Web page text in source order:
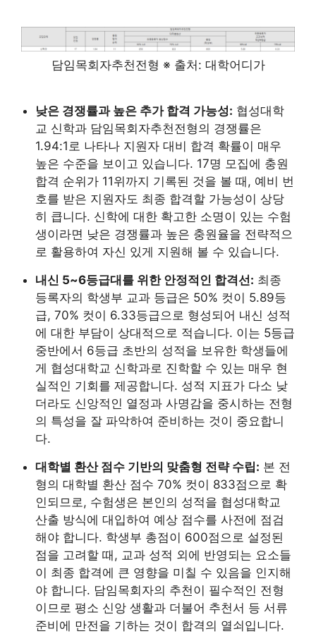
담임목회자추천전형 ※ 출처: 대학어디가
낮은 경쟁률과 높은 추가 합격 가능성: 협성대학
교 신학과 담임목회자추천전형의 경쟁률은
1.94:1로 나타나 지원자 대비 합격 확률이 매우
높은 수준을 보이고 있습니다. 17명 모집에 충원
합격 순위가 11위까지 기록된 것을 볼 때, 예비 번
호를 받은 지원자도 최종 합격할 가능성이 상당
히 큽니다. 신학에 대한 확고한 소명이 있는 수험
생이라면 낮은 경쟁률과 높은 충원율을 전략적으
로 활용하여 자신 있게 지원해 볼 수 있습니다.
내신 5~6등급대를 위한 안정적인 합격선: 최종
등록자의 학생부 교과 등급은 50% 컷이 5.89등
급, 70% 컷이 6.33등급으로 형성되어 내신 성적
에 대한 부담이 상대적으로 적습니다. 이는 5등급
중반에서 6등급 초반의 성적을 보유한 학생들에
게 협성대학교 신학과로 진학할 수 있는 매우 현
실적인 기회를 제공합니다. 성적 지표가 다소 낮
더라도 신앙적인 열정과 사명감을 중시하는 전형
의 특성을 잘 파악하여 준비하는 것이 중요합니
다.
대학별 환산 점수 기반의 맞춤형 전략 수립: 본 전
형의 대학별 환산 점수 70% 컷이 833점으로 확
인되므로, 수험생은 본인의 성적을 협성대학교
산출 방식에 대입하여 예상 점수를 사전에 점검
해야 합니다. 학생부 총점이 600점으로 설정된
점을 고려할 때, 교과 성적 외에 반영되는 요소들
이 최종 합격에 큰 영향을 미칠 수 있음을 인지해
야 합니다. 담임목회자의 추천이 필수적인 전형
이므로 평소 신앙 생활과 더불어 추천서 등 서류
준비에 만전을 기하는 것이 합격의 열쇠입니다.